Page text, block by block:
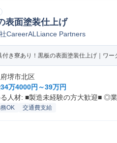
表面塗装仕上げ
CareerALLiance Partners
付き寮あり！黒板の表面塗装仕上げ｜ワ
堺市北区
34万4000円～39万円
人材: ■製造未経験の方大歓迎■ ◎
OK 交通費支給